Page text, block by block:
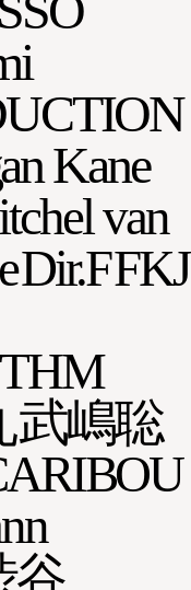
Kane
van
Dir.FFKJ
武嶋聡
谷